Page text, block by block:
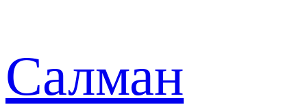
Салман